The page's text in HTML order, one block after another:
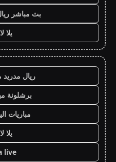
بث مباشر
يلا
ريال مدريد
برشلونة
مباريات
يلا
live